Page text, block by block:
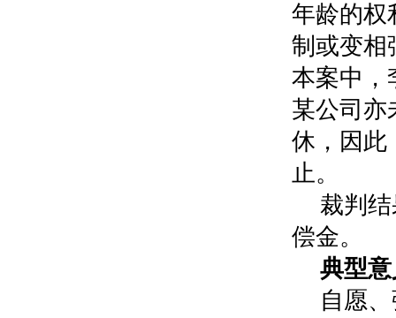
年龄的权
制或变相
本案中，
某公司亦
休，因此
止。
裁判
偿金。
典型
自愿